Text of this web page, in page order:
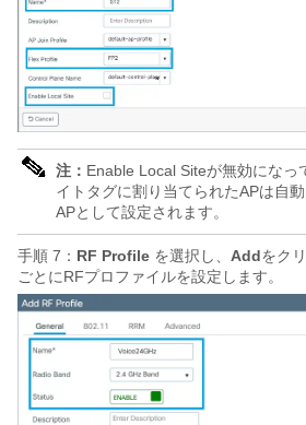
注： Enable Local Siteが無効になっ
イトタグに割り当てられたAPは自
APとして設定されます。
手順 7： RF Profile を選択し、 Addをク
ごとにRFプロファイルを設定します。